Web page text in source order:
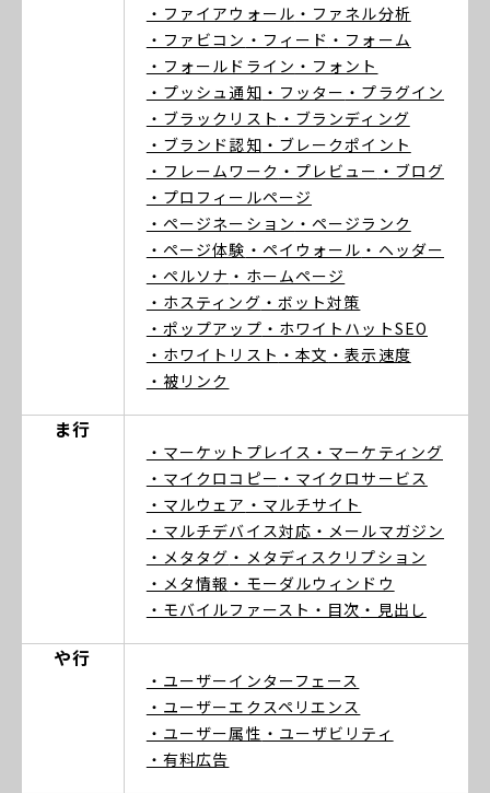
・ファイアウォール ・ファネル分析
・ファビコン ・フィード ・フォーム
・フォールドライン ・フォント
・プッシュ通知 ・フッター ・プラグイン
・ブラックリスト ・ブランディング
・ブランド認知 ・ブレークポイント
・フレームワーク ・プレビュー ・ブログ
・プロフィールページ
・ページネーション ・ページランク
・ページ体験 ・ペイウォール ・ヘッダー
・ペルソナ ・ホームページ
・ホスティング ・ボット対策
・ポップアップ ・ホワイトハットSEO
・ホワイトリスト ・本文 ・表示速度
・被リンク
ま行
・マーケットプレイス ・マーケティング
・マイクロコピー ・マイクロサービス
・マルウェア ・マルチサイト
・マルチデバイス対応 ・メールマガジン
・メタタグ ・メタディスクリプション
・メタ情報 ・モーダルウィンドウ
・モバイルファースト ・目次 ・見出し
や行
・ユーザーインターフェース
・ユーザーエクスペリエンス
・ユーザー属性 ・ユーザビリティ
・有料広告